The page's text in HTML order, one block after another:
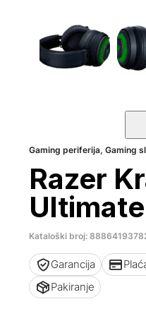
Gaming periferija,Gaming
Razer
Kataloški broj:
Garancija
Pakiranje